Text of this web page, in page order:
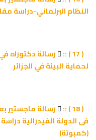
النظام البرلماني-دراسة
رسالة دكتوراه في :
لحماية البيئة في الجزائر
رسالة ماجستير
فى الدولة الفيدرالية
(كمبوتة)